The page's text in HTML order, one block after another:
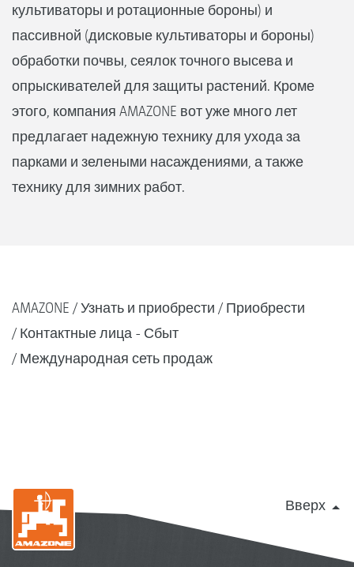
культиваторы и ротационные бороны) и
пассивной (дисковые культиваторы и бороны)
обработки почвы, сеялок точного высева и
опрыскивателей для защиты растений. Кроме
этого, компания AMAZONE вот уже много лет
предлагает надежную технику для ухода за
парками и зелеными насаждениями, а также
технику для зимних работ.
AMAZONE Узнать и приобрести
Приобрести
Контактные лица - Сбыт
Международная сеть продаж
Вверх